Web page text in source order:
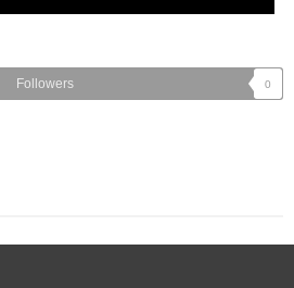
Followers 0